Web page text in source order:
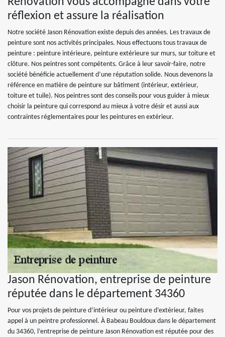
réflexion et assure la réalisation
Notre société Jason Rénovation existe depuis des années. Les travaux de
peinture sont nos activités principales. Nous effectuons tous travaux de
peinture : peinture intérieure, peinture extérieure sur murs, sur toiture et
clôture. Nos peintres sont compétents. Grâce à leur savoir-faire, notre
société bénéficie actuellement d’une réputation solide. Nous devenons la
référence en matière de peinture sur bâtiment (intérieur, extérieur,
toiture et tuile). Nos peintres sont des conseils pour vous guider à mieux
choisir la peinture qui correspond au mieux à votre désir et aussi aux
contraintes réglementaires pour les peintures en extérieur.
Jason Rénovation, entreprise de peinture
réputée dans le département 34360
Pour vos projets de peinture d’intérieur ou peinture d’extérieur, faites
appel à un peintre professionnel. À Babeau Bouldoux dans le département
du 34360, l’entreprise de peinture Jason Rénovation est réputée pour des